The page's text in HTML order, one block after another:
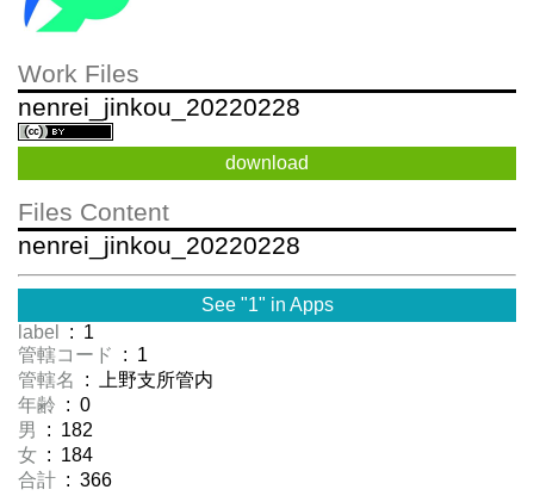
Work Files
nenrei_jinkou_20220228
download
Files Content
nenrei_jinkou_20220228
See "1" in Apps
label
: 1
管轄コード
: 1
管轄名
: 上野支所管内
年齢 : 0
男
: 182
女 : 184
合計 : 366